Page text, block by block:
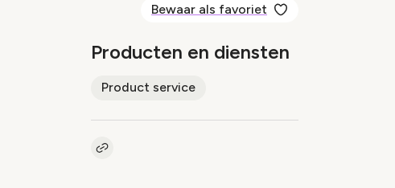
Bewaar als favoriet
Producten en diensten
Product service
Kopieer link naar pagina